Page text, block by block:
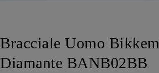
Bracciale Uomo
Diamante BANB02BB